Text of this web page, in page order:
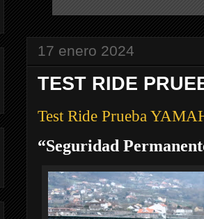
17 enero 2024
TEST RIDE
Test Ride Prueba
“Seguridad